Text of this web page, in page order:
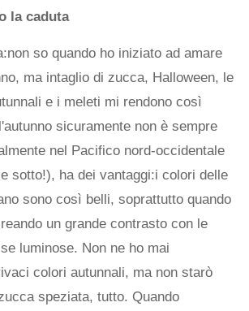
la caduta
so quando ho iniziato ad amare
ma intaglio di zucca, Halloween, le
e i meleti mi rendono così
sicuramente non è sempre
nel Pacifico nord-occidentale
sotto!), ha dei vantaggi:i colori delle
sono così belli, soprattutto quando
un grande contrasto con le
luminose. Non ne ho mai
colori autunnali, ma non starò
speziata, tutto. Quando